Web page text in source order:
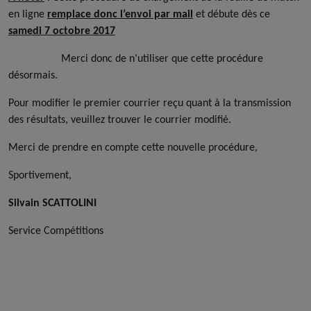
en ligne remplace donc l’envoi par mail et débute dès ce
samedi 7 octobre 2017
Merci donc de n’utiliser que cette procédure
désormais.
Pour modifier le premier courrier reçu quant à la transmission
des résultats, veuillez trouver le courrier modifié.
Merci de prendre en compte cette nouvelle procédure,
Sportivement,
Silvain SCATTOLINI
Service Compétitions